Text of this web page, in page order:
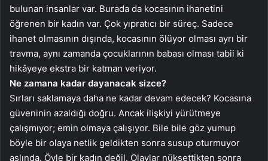
bulunan insanlar var. Burada da kocasının ihanetini
öğrenen bir kadın var. Çok yıpratıcı bir süreç. Sadece
ihanet olmasının dışında, kocasının ölüyor olması ayrı bir
travma, aynı zamanda çocuklarının babası olması tabii ki
hikâyeye ekstra bir katman veriyor.
Ne zamana kadar dayanacak sizce?
Sırları saklamaya daha ne kadar devam edecek? Kocasına
güveninin azaldığı doğru. Ancak ilişkiyi yürütmeye
çalışmıyor; emin olmaya çalışıyor. Bile bile göz yumup
böyle bir olaya netlik geldikten sonra susup oturmuyor
aslında. Öyle bir kadın değil. Olaylar nüksettikten sonra